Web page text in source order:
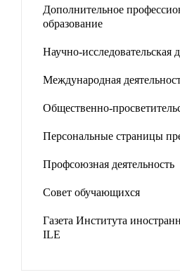
Дополнительное
образование
Научно-исследовательская
Международная
Общественно-
Персональные страницы
Профсоюзная деятельность
Совет обучающихся
Газета Института
ILE